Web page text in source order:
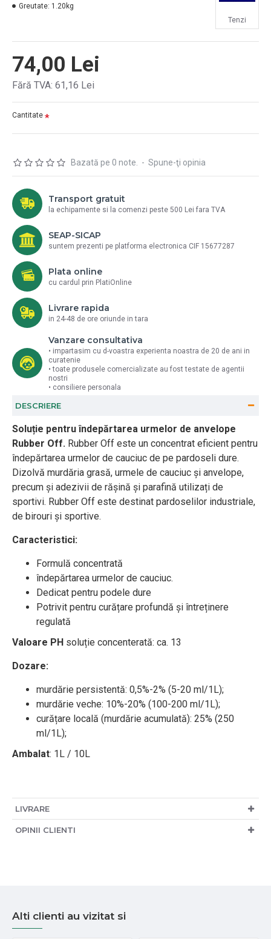
Bazată pe 0 note. - Spune-ţi opinia
74,00 Lei
Fără TVA: 61,16 Lei
Greutate: 1.20kg
Tenzi
Cantitate
Transport gratuit
la echipamente si la comenzi peste 500 Lei fara TVA
SEAP-SICAP
suntem prezenti pe platforma electronica CIF 15677287
Plata online
cu cardul prin PlatiOnline
Livrare rapida
in 24-48 de ore oriunde in tara
Vanzare consultativa
• impartasim cu d-voastra experienta noastra de 20 de ani in
curatenie
• toate produsele comercializate au fost testate de agentii
nostri
• consiliere personala
DESCRIERE
Soluție pentru îndepărtarea urmelor de anvelope
Rubber Off. Rubber Off este un concentrat eficient pentru
îndepărtarea urmelor de cauciuc de pe pardoseli dure.
Dizolvă murdăria grasă, urmele de cauciuc și anvelope,
precum și adezivii de rășină și parafină utilizați de
sportivi. Rubber Off este destinat pardoselilor industriale,
de birouri și sportive.
Caracteristici:
Formulă concentrată
îndepărtarea urmelor de cauciuc.
Dedicat pentru podele dure
Potrivit pentru curățare profundă și întreținere
regulată
Valoare PH soluție concenterată: ca. 13
Dozare:
murdărie persistentă: 0,5%-2% (5-20 ml/1L);
murdărie veche: 10%-20% (100-200 ml/1L);
curățare locală (murdărie acumulată): 25% (250
ml/1L);
Ambalat: 1L / 10L
LIVRARE
OPINII CLIENTI
Alti clienti au vizitat si